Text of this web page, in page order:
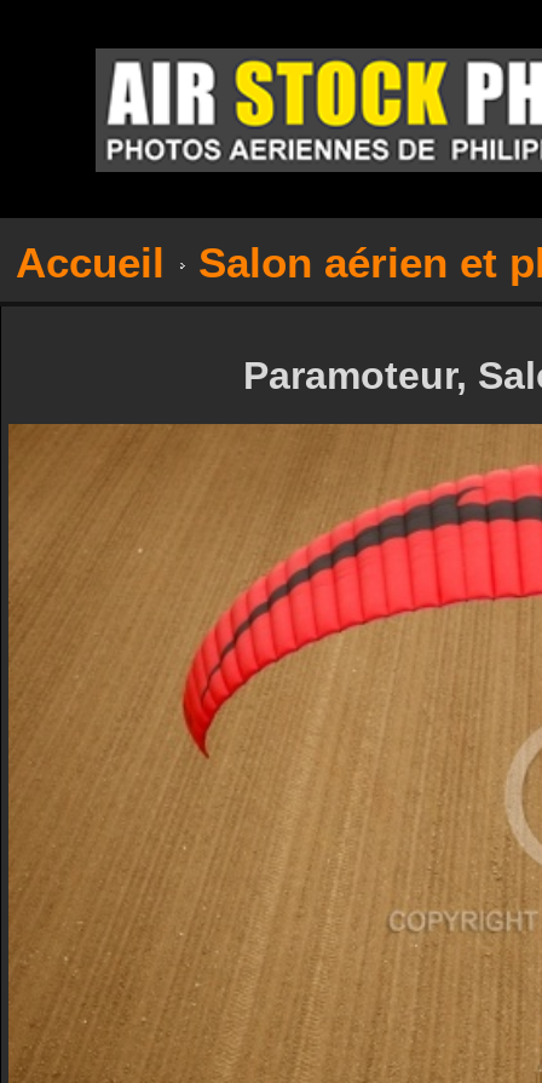
Accueil Salon aérien et
Paramoteur,